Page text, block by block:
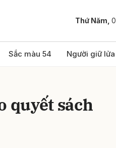
Thứ Năm,
Sắc màu 54 Người giữ lửa
quyết sách